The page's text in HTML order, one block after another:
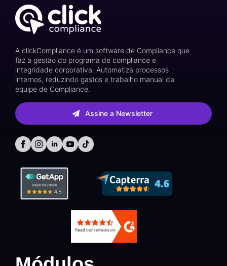
A clickCompliance é um software de Compliance que
faz a gestão do programa de compliance e
integridade corporativa. Automatiza processos
internos, reduzindo gastos e trabalho manual da
equipe de Compliance.
Assine a Newsletter